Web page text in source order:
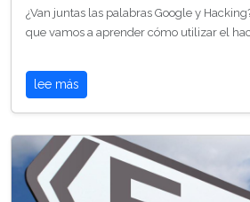
¿Van juntas las palabras Google y
que vamos a aprender cómo utilizar el
lee más